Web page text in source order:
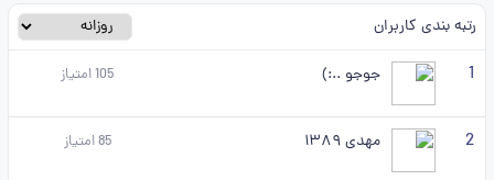
رتبه بندی کاربران
1 جوجو ..:) 105امتیاز
2 مهدی ۱۳۸۹ 85امتیاز